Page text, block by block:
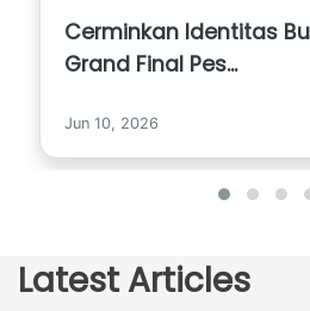
Cerminkan Identitas
Grand Final Pes...
Jun 10, 2026
Latest Articles